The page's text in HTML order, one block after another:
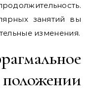
занятий вы
изменения.